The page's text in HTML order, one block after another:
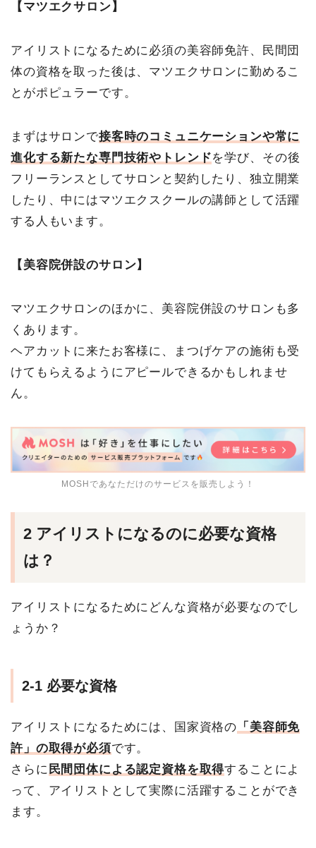
【マツエクサロン】
アイリストになるために必須の美容師免許、民間団
体の資格を取った後は、マツエクサロンに勤めるこ
とがポピュラーです。
まずはサロンで接客時のコミュニケーションや常に
進化する新たな専門技術やトレンドを学び、その後
フリーランスとしてサロンと契約したり、独立開業
したり、中にはマツエクスクールの講師として活躍
する人もいます。
【美容院併設のサロン】
マツエクサロンのほかに、美容院併設のサロンも多
くあります。
ヘアカットに来たお客様に、まつげケアの施術も受
けてもらえるようにアピールできるかもしれませ
ん。
MOSHであなただけのサービスを販売しよう！
2 アイリストになるのに必要な資格
は？
アイリストになるためにどんな資格が必要なのでし
ょうか？
2-1 必要な資格
アイリストになるためには、国家資格の 「美容師免
許」の取得が必須です。
さらに民間団体による認定資格を取得することによ
って、アイリストとして実際に活躍することができ
ます。